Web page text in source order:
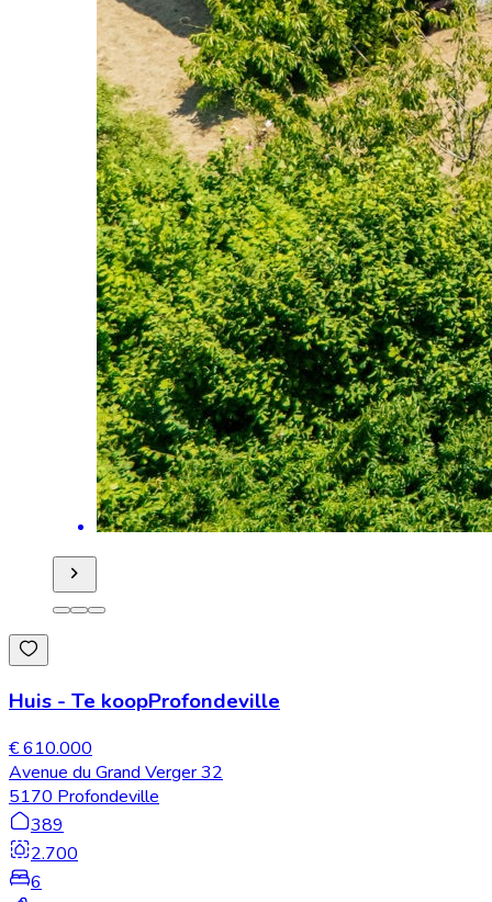
Huis - Te koopProfondeville
€ 610.000
Avenue du Grand Verger 32
5170 Profondeville
389
2.700
6